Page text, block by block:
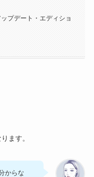
プデート・エディショ
ます。
からな